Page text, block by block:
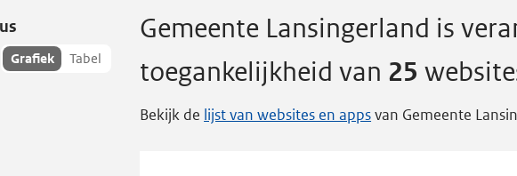
is verantwoordelijk voor de digitale
Toon
Grafiek Tabel
Gemeente Lansingerland is
toegankelijkheid van 25
Bekijk de lijst van websites en appsvan Gemeente